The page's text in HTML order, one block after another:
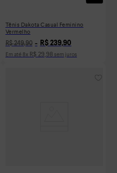
Tênis Dakota Casual Feminino
Vermelho
R$ 249,90 R$ 239,90
Em até 8x R$ 29,98 sem juros